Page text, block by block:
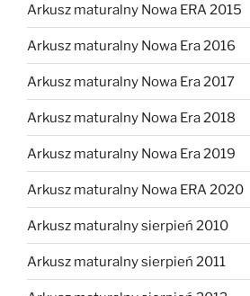
Arkusz maturalny Nowa ERA 2015
Arkusz maturalny Nowa Era 2016
Arkusz maturalny Nowa Era 2017
Arkusz maturalny Nowa Era 2018
Arkusz maturalny Nowa Era 2019
Arkusz maturalny Nowa ERA 2020
Arkusz maturalny sierpień 2010
Arkusz maturalny sierpień 2011